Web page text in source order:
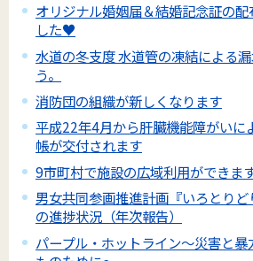
オリジナル婚姻届＆結婚記念証の
した♥
水道の冬支度 水道管の凍結による
う。
消防団の組織が新しくなります
平成22年4月から肝臓機能障がいに
帳が交付されます
9市町村で施設の広域利用ができま
男女共同参画推進計画『いろとりど
の進捗状況（年次報告）
パープル・ホットライン～災害と